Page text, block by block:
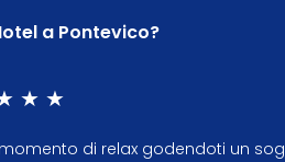
a Pontevico?
★ ★
momento di relax godendoti un